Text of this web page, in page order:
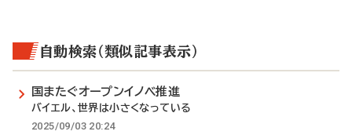
自動検索（類似記事表示）
国またぐオープンイノベ推進
バイエル、世界は小さくなっている
2025/09/03 20:24